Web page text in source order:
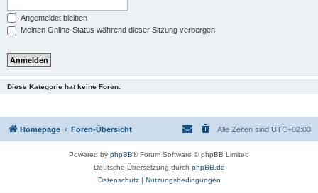
Angemeldet bleiben
Meinen Online-Status während dieser Sitzung verbergen
Diese Kategorie hat keine Foren.
Homepage Foren-Übersicht Alle Zeiten sind UTC+02:00
Powered by phpBB® Forum Software © phpBB Limited
Deutsche Übersetzung durch phpBB.de
Datenschutz| Nutzungsbedingungen